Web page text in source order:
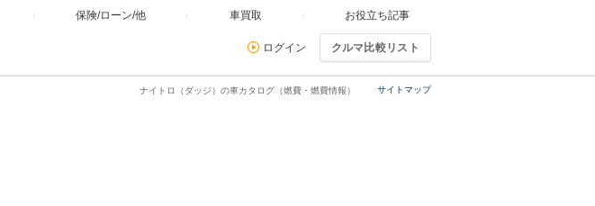
保険/ローン/他 車買取 お役立ち記事
ログイン クルマ比較リスト
サイトマップ
ナイトロ（ダッジ）の車カタログ（燃費・燃費情報）